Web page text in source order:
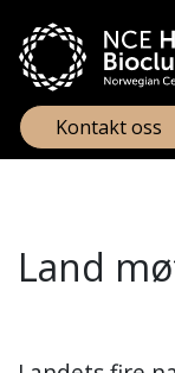
Kontakt oss
Land